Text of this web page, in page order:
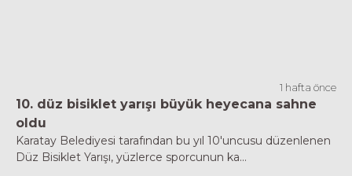
1 hafta önce
10. düz bisiklet yarışı büyük heyecana sahne
oldu
Karatay Belediyesi tarafından bu yıl 10'uncusu düzenlenen
Düz Bisiklet Yarışı, yüzlerce sporcunun ka...